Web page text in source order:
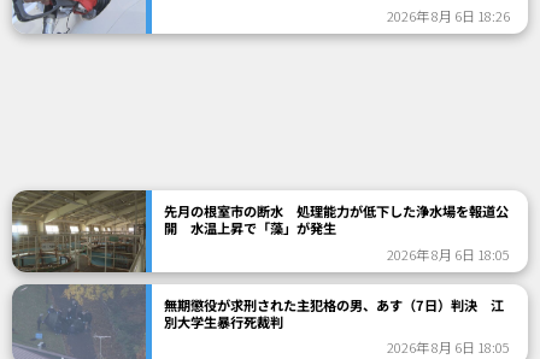
2026年 8月 6日 18:26
先月の根室市の断水 処理能力が低下した浄水場を報道公
開 水温上昇で「藻」が発生
2026年 8月 6日 18:05
無期懲役が求刑された主犯格の男、あす（7日）判決 江
別大学生暴行死裁判
2026年 8月 6日 18:05